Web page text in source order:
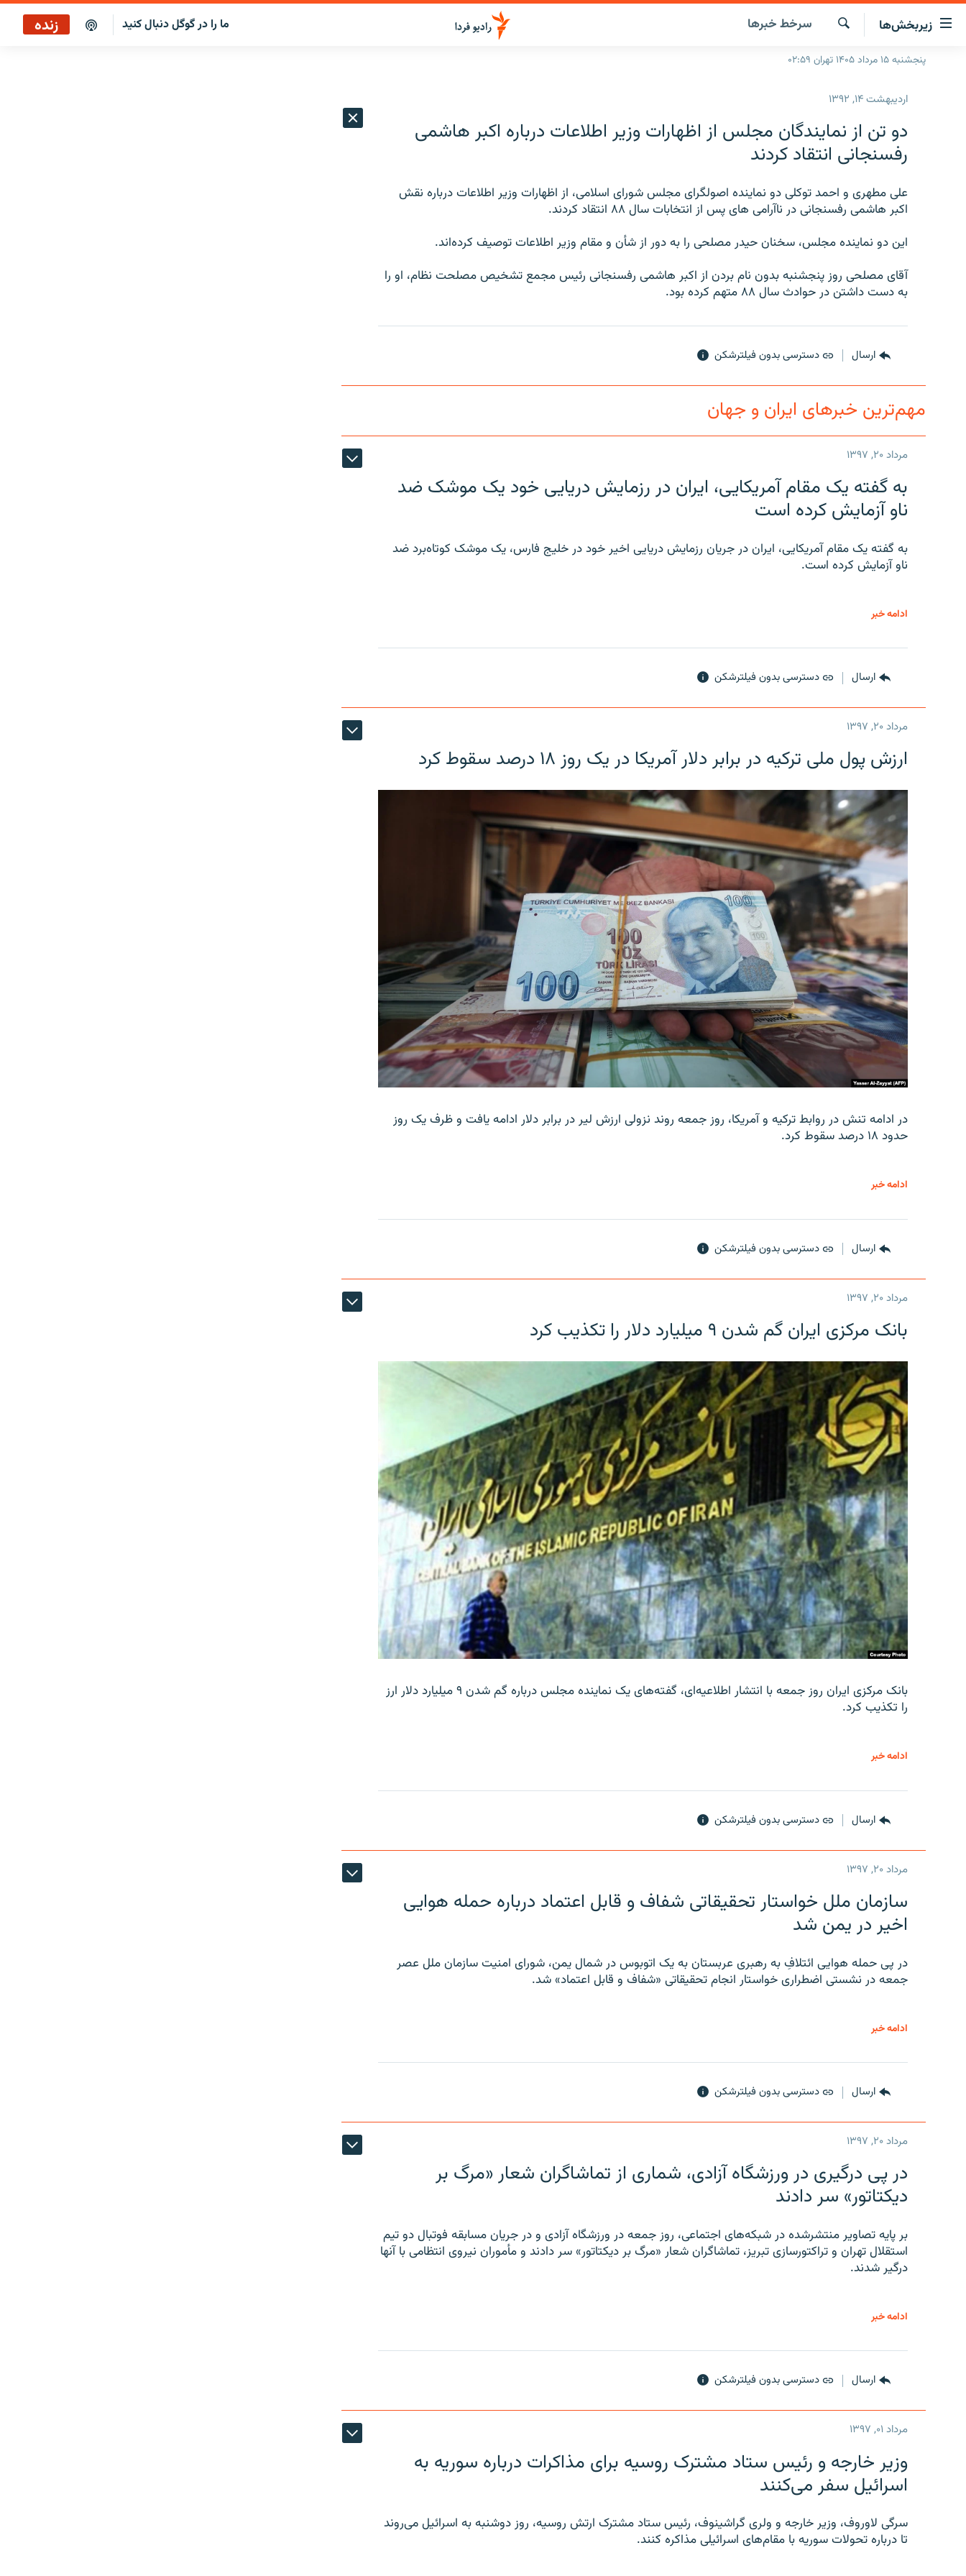
لینک‌های
قابلیت
دسترسی
زیربخش‌ها
صفحه اصلی
انتخاب کنید و بشنوید
برنامه‌های رادیویی
چندرسانه‌ای
گزارش‌های تصویری
گزارش‌های ویدئویی
جستجو
سرخط‌ خبرها ما را در گوگل دنبال کنید زنده
پنجشنبه ۱۵ مرداد ۱۴۰۵ تهران ۰۲:۵۹
اردیبهشت ۱۴, ۱۳۹۲
دو تن از نمایندگان مجلس از اظهارات وزیر اطلاعات درباره اکبر هاشمی
رفسنجانی انتقاد کردند
علی مطهری و احمد توکلی دو نماینده اصولگرای مجلس شورای اسلامی، از اظهارات وزیر اطلاعات درباره نقش
اکبر هاشمی رفسنجانی در ناآرامی های پس از انتخابات سال ۸۸ انتقاد کردند.
این دو نماینده مجلس، سخنان حیدر مصلحی را به دور از شأن و مقام وزیر اطلاعات توصیف کرده‌اند.
آقای مصلحی روز پنجشنبه بدون نام بردن از اکبر هاشمی رفسنجانی رئیس مجمع تشخیص مصلحت نظام، او را
به دست داشتن در حوادث سال ۸۸ متهم کرده بود.
ارسال دسترسی بدون فیلترشکن
مهم‌ترین خبرهای ایران و جهان
مرداد ۲۰, ۱۳۹۷
به گفته یک مقام آمریکایی، ایران در رزمایش دریایی خود یک موشک ضد
ناو آزمایش کرده است
به گفته یک مقام آمریکایی، ایران در جریان رزمایش دریایی اخیر خود در خلیج فارس، یک موشک کوتاه‌برد ضد
ناو آزمایش کرده است.
ادامه خبر
ارسال دسترسی بدون فیلترشکن
مرداد ۲۰, ۱۳۹۷
ارزش پول ملی ترکیه در برابر دلار آمریکا در یک روز ۱۸ درصد سقوط کرد
در ادامه تنش در روابط ترکیه و آمریکا، روز جمعه روند نزولی ارزش لیر در برابر دلار ادامه یافت و ظرف یک روز
حدود ۱۸ درصد سقوط کرد.
ادامه خبر
ارسال دسترسی بدون فیلترشکن
مرداد ۲۰, ۱۳۹۷
بانک مرکزی ایران گم شدن ۹ میلیارد دلار را تکذیب کرد
بانک مرکزی ایران روز جمعه با انتشار اطلاعیه‌ای، گفته‌های یک نماینده مجلس درباره گم شدن ۹ میلیارد دلار ارز
را تکذیب کرد.
ادامه خبر
ارسال دسترسی بدون فیلترشکن
مرداد ۲۰, ۱۳۹۷
سازمان ملل خواستار تحقیقاتی شفاف و قابل اعتماد درباره حمله هوایی
اخیر در یمن شد
در پی حمله هوایی ائتلافِ به رهبری عربستان به یک اتوبوس در شمال یمن، شورای امنیت سازمان ملل عصر
جمعه در نشستی اضطراری خواستار انجام تحقیقاتی «شفاف و قابل اعتماد» شد.
ادامه خبر
ارسال دسترسی بدون فیلترشکن
مرداد ۲۰, ۱۳۹۷
در پی درگیری در ورزشگاه آزادی، شماری از تماشاگران شعار «مرگ بر
دیکتاتور» سر دادند
بر پایه تصاویر منتشرشده در شبکه‌های اجتماعی، روز جمعه در ورزشگاه آزادی و در جریان مسابقه فوتبال دو تیم
استقلال تهران و تراکتورسازی تبریز، تماشاگران شعار «مرگ بر دیکتاتور» سر دادند و مأموران نیروی انتظامی با آنها
درگیر شدند.
ادامه خبر
ارسال دسترسی بدون فیلترشکن
مرداد ۰۱, ۱۳۹۷
وزیر خارجه و رئیس‌ ستاد مشترک روسیه برای مذاکرات درباره سوریه به
اسرائیل سفر می‌کنند
سرگی لاوروف، وزیر خارجه و ولری گراشینوف، رئیس ستاد مشترک ارتش روسیه، روز دوشنبه به اسرائیل می‌روند
تا درباره تحولات سوریه با مقام‌های اسرائیلی مذاکره کنند.